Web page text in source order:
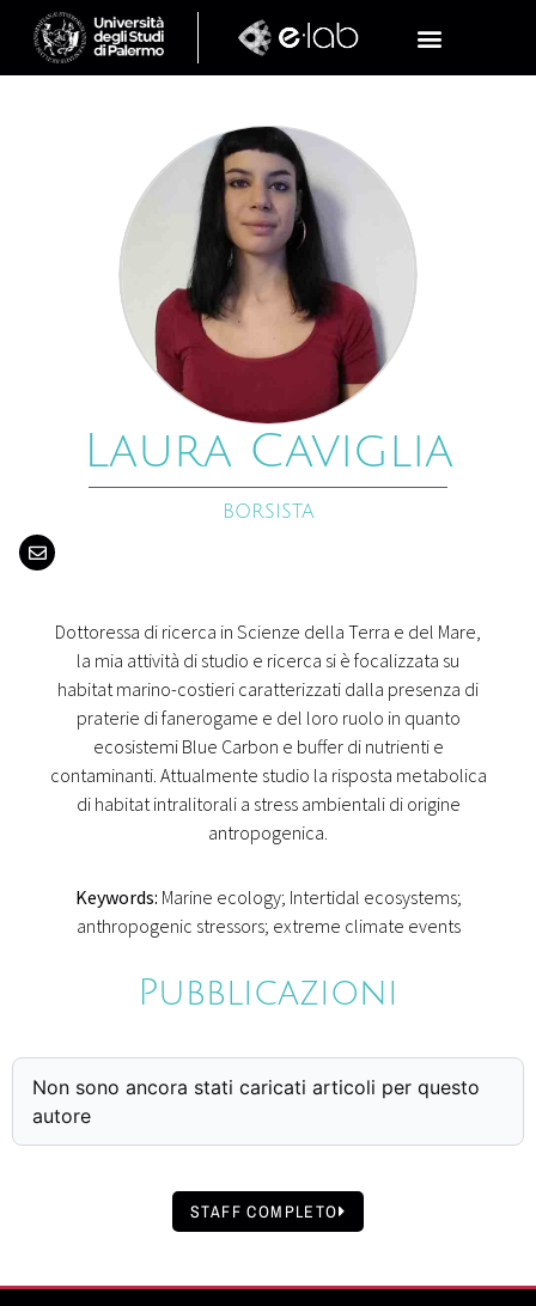
Laura Caviglia
BORSISTA
Dottoressa di ricerca in Scienze della Terra e del Mare,
la mia attività di studio e ricerca si è focalizzata su
habitat marino-costieri caratterizzati dalla presenza di
praterie di fanerogame e del loro ruolo in quanto
ecosistemi Blue Carbon e buffer di nutrienti e
contaminanti. Attualmente studio la risposta metabolica
di habitat intralitorali a stress ambientali di origine
antropogenica.
Keywords: Marine ecology; Intertidal ecosystems;
anthropogenic stressors; extreme climate events
Pubblicazioni
Non sono ancora stati caricati articoli per questo
autore
STAFF COMPLETO